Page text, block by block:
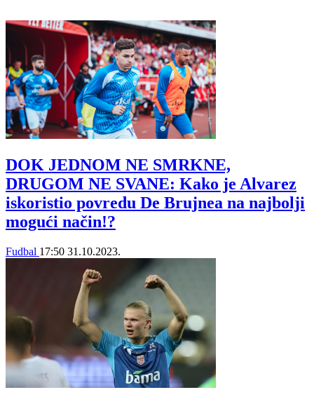
DOK JEDNOM NE SMRKNE,
DRUGOM NE SVANE: Kako je Alvarez
iskoristio povredu De Brujnea na najbolji
mogući način!?
Fudbal 17:50 31.10.2023.